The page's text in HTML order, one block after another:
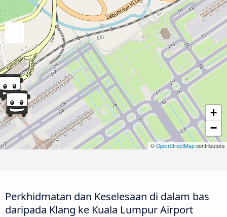
+
−
© OpenStreetMap contributors
Perkhidmatan dan Keselesaan di dalam bas
daripada Klang ke Kuala Lumpur Airport